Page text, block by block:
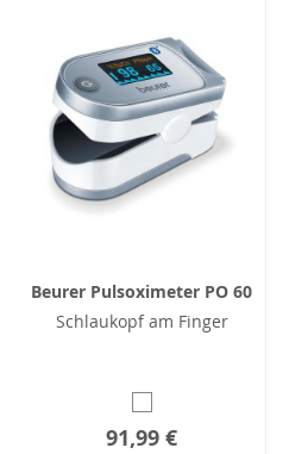
Beurer Pulsoximeter PO 60
Schlaukopf am Finger
91,99 €